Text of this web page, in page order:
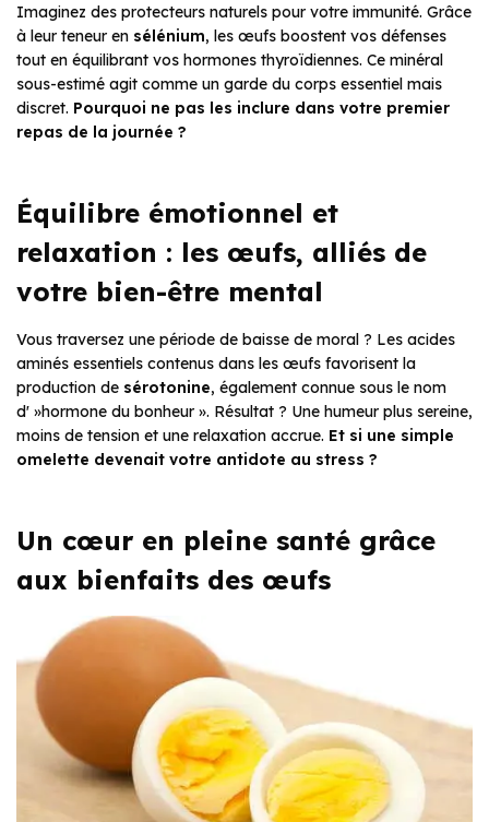
Imaginez des protecteurs naturels pour votre immunité. Grâce
à leur teneur en sélénium, les œufs boostent vos défenses
tout en équilibrant vos hormones thyroïdiennes. Ce minéral
sous-estimé agit comme un garde du corps essentiel mais
discret. Pourquoi ne pas les inclure dans votre premier
repas de la journée ?
Équilibre émotionnel et
relaxation : les œufs, alliés de
votre bien-être mental
Vous traversez une période de baisse de moral ? Les acides
aminés essentiels contenus dans les œufs favorisent la
production de sérotonine, également connue sous le nom
d' »hormone du bonheur ». Résultat ? Une humeur plus sereine,
moins de tension et une relaxation accrue. Et si une simple
omelette devenait votre antidote au stress ?
Un cœur en pleine santé grâce
aux bienfaits des œufs